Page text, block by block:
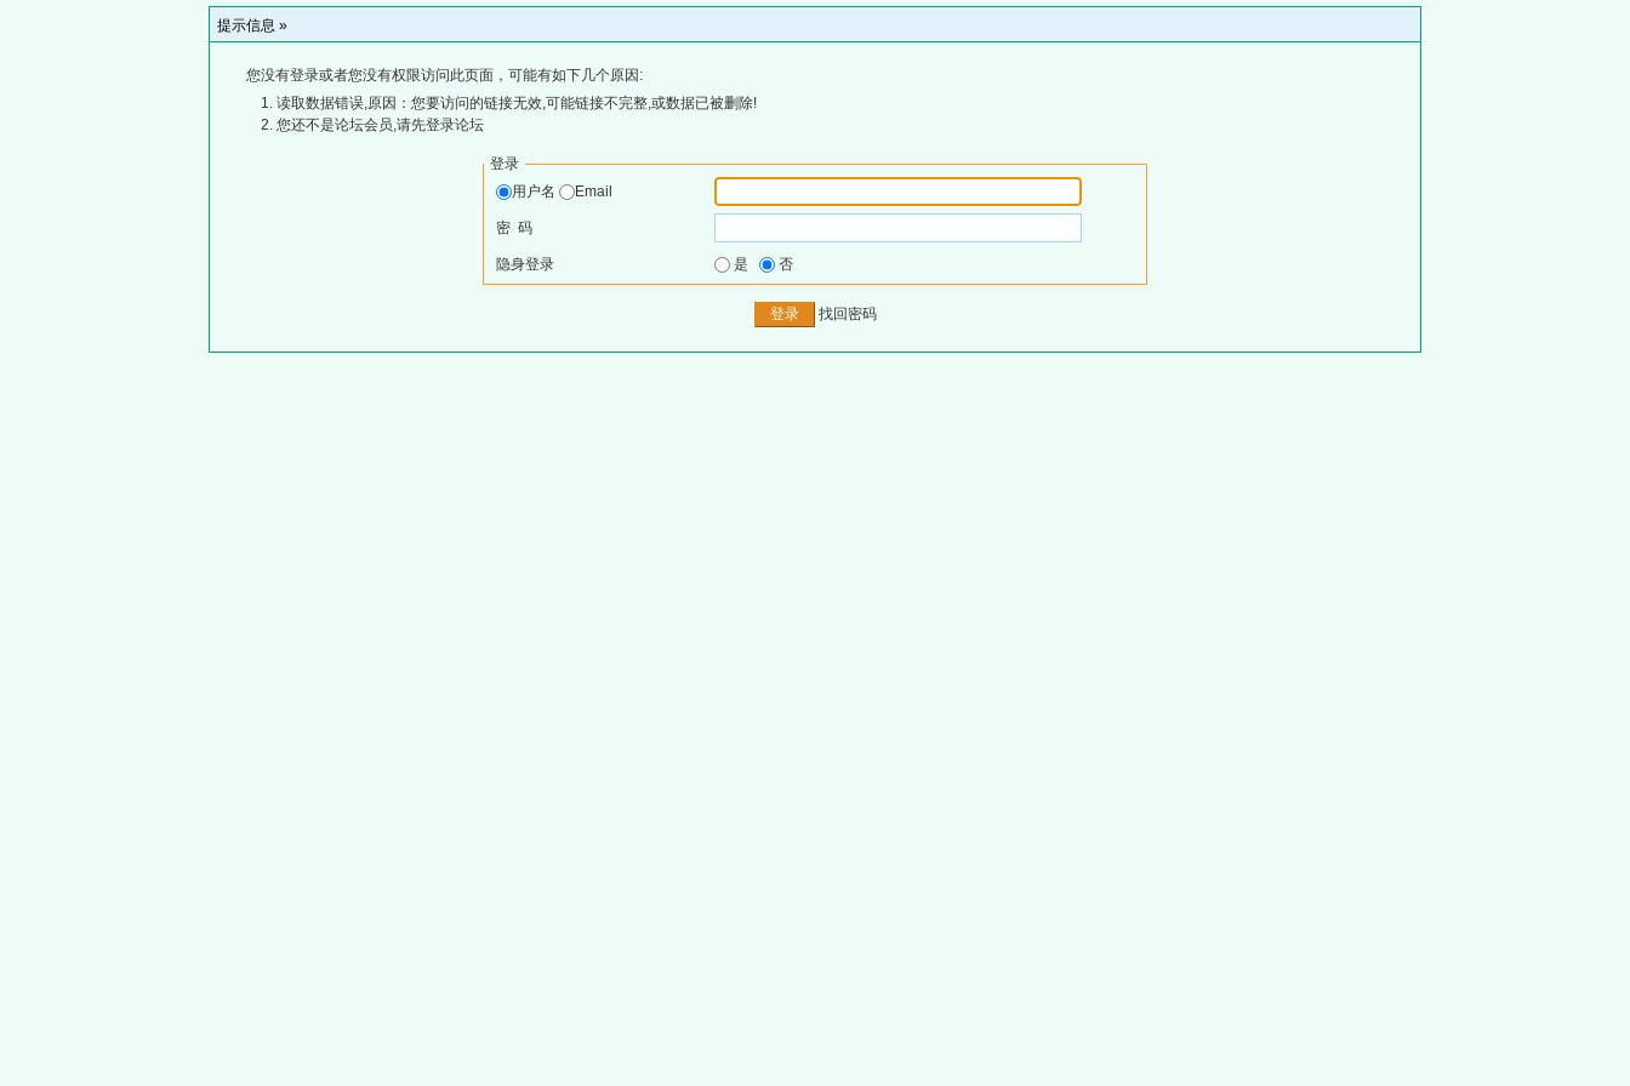
提示信息 »
您没有登录或者您没有权限访问此页面，可能有如下几个原因:
读取数据错误,原因：您要访问的链接无效,可能链接不完整,或数据已被删除!
您还不是论坛会员,请先登录论坛
登录
用户名
Email
密 码
隐身登录 是 否
找回密码